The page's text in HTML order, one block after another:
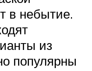
в небытие.
из
популярны